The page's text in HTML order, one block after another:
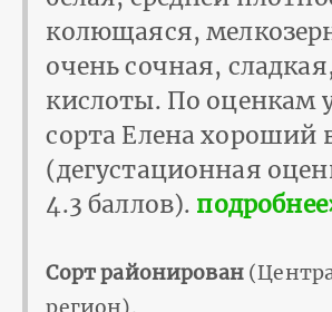
колющаяся,
очень сочная,
кислоты. По оценкам
сорта Елена хороший
(дегустационная
4.3 баллов).
Сорт районирован